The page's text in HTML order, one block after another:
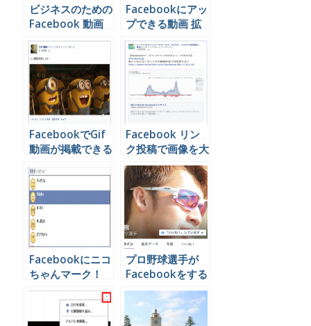
ビジネスのための
Facebook 動画
（企業向け）
Facebookにアッ
プできる動画 拡
張子の種類
FacebookでGif
動画が掲載できる
みたけどG+のほ
うが全然上だった
Facebook リン
ク投稿で画像を大
きく表示させる方
法
Facebookにニコ
ちゃんマーク！
iPhone Android
スマホでも使えま
す
プロ野球選手が
Facebookをする
時に注意すること
とは